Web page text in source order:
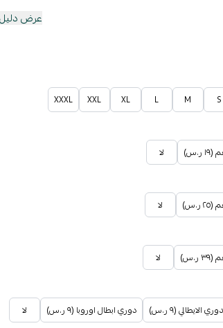
عرض
S
M
L
XL
XXL
XXXL
ر.س) لا
ر.س) لا
ر.س) لا
الايطالي (٩ ر.س) دوري ابطال اوروبا (٩ ر.س) لا